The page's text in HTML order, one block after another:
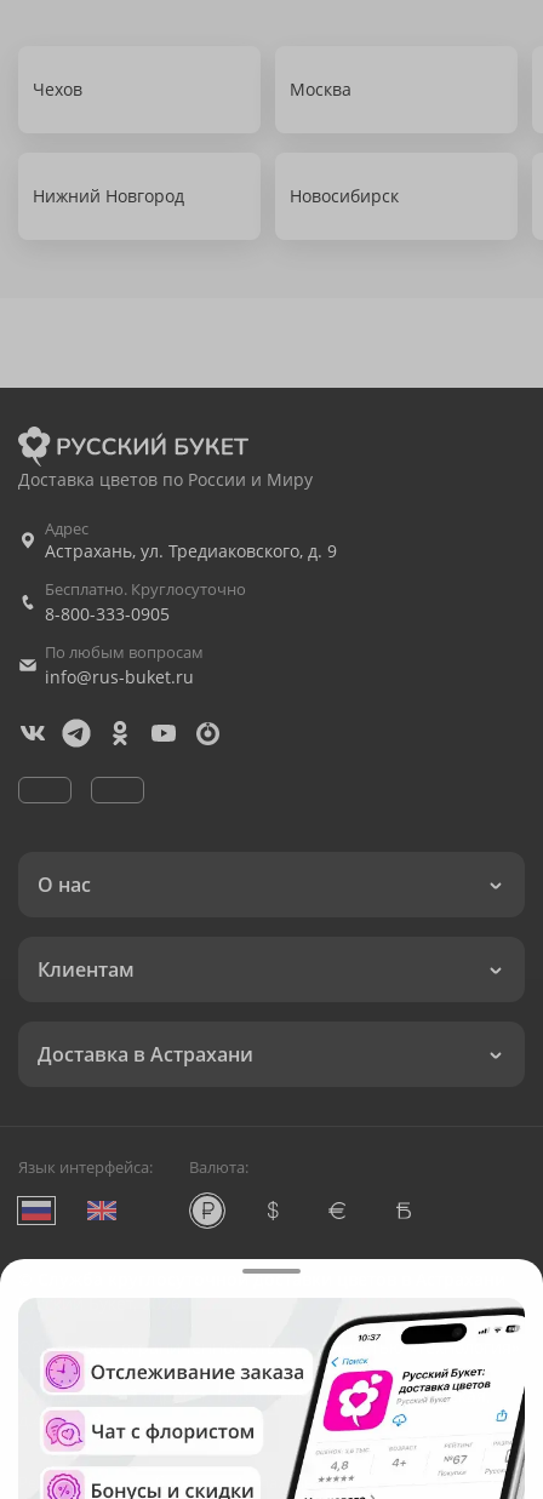
Чехов Москва
Нижний Новгород Новосибирск
Доставка цветов по России и Миру
Адрес
Астрахань, ул. Тредиаковского, д. 9
Бесплатно. Круглосуточно
8-800-333-0905
По любым вопросам
info@rus-buket.ru
О нас
Клиентам
Доставка в Астрахани
Язык интерфейса: Валюта:
Служба круглосуточной доставки цветов в Астрахани
Русский Букет, 2026
Общество с ограниченной ответственностью «Технология»
ОГРН: 1195476081745, ИНН: 5410081997
Юридический адрес: г. Новосибирск, ул. Ипподромская,
д.42, оф. 3
Рейтинг Русского букета в г. Астрахань